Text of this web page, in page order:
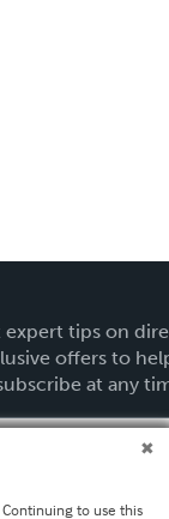
expert tips on
offers to
at any
to use this